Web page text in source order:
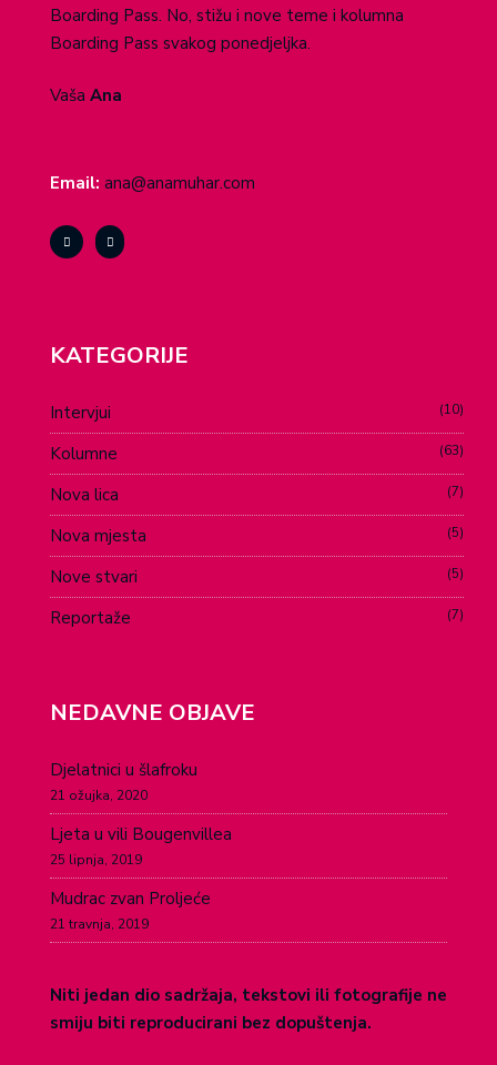
Boarding Pass. No, stižu i nove teme i kolumna
Boarding Pass svakog ponedjeljka.
Vaša Ana
Email: ana@anamuhar.com
KATEGORIJE
Intervjui 10
Kolumne 63
Nova lica 7
Nova mjesta 5
Nove stvari 5
Reportaže 7
NEDAVNE OBJAVE
Djelatnici u šlafroku
21 ožujka, 2020
Ljeta u vili Bougenvillea
25 lipnja, 2019
Mudrac zvan Proljeće
21 travnja, 2019
Niti jedan dio sadržaja, tekstovi ili fotografije ne
smiju biti reproducirani bez dopuštenja.